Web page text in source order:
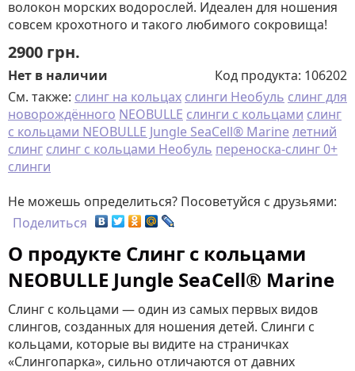
волокон морских водорослей. Идеален для ношения
совсем крохотного и такого любимого сокровища!
2900 грн.
Нет в наличии Код продукта: 106202
См. также: слинг на кольцах слинги Необуль слинг для
новорождённого NEOBULLE слинги с кольцами слинг
с кольцами NEOBULLE Jungle SeaCell® Marineлетний
слинг слинг с кольцами Необуль переноска-слинг 0+
слинги
Не можешь определиться? Посоветуйся с друзьями:
Поделиться
О продукте Слинг с кольцами
NEOBULLE Jungle SeaCell® Marine
Слинг с кольцами — один из самых первых видов
слингов, созданных для ношения детей. Слинги с
кольцами, которые вы видите на страничках
«Слингопарка», сильно отличаются от давних